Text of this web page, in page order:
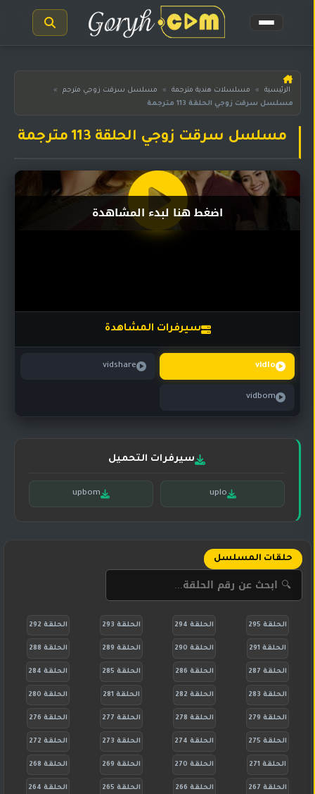
الرئيسية
مسلسلات
المترجمة
هندية
مدبلجة
مسلسلات
مسلسلات
تركي
مسلسلات
الرئيسية » مسلسلات هندية مترجمة » مسلسل سرقت زوجي مترجم
»
مسلسل سرقت زوجي الحلقة 113 مترجمة
مسلسل سرقت زوجي الحلقة 113 مترجمة
سيرفرات المشاهدة
vidlo
vidshare
vidbom
اضغط هنا لبدء المشاهدة
سيرفرات التحميل
uplo
upbom
حلقات المسلسل
الحلقة 295 الحلقة 294 الحلقة 293 الحلقة 292
الحلقة 291 الحلقة 290 الحلقة 289 الحلقة 288
الحلقة 287 الحلقة 286 الحلقة 285 الحلقة 284
الحلقة 283 الحلقة 282 الحلقة 281 الحلقة 280
الحلقة 279 الحلقة 278 الحلقة 277 الحلقة 276
الحلقة 275 الحلقة 274 الحلقة 273 الحلقة 272
الحلقة 271 الحلقة 270 الحلقة 269 الحلقة 268
الحلقة 267 الحلقة 266 الحلقة 265 الحلقة 264